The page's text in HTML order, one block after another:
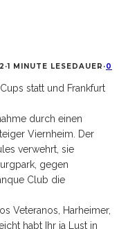
·1 MINUTE LESEDAUER ·0
statt und Frankfurt
durch einen
Viernheim. Der
verwehrt, sie
gegen
Club die
Veteranos, Harheimer,
habt Ihr ja Lust in